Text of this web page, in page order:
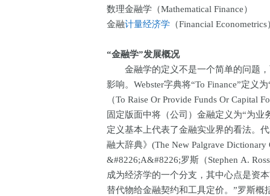
数理金融学（Mathematical Finance）
金融计量经济学 （Financial
“金融学”发展概况
金融学的定义不是一个简单的问题，
影响。Webster字典将“To Finance”定义
（To Raise Or Provide Funds Or Capital
固定版面中将（公司）金融定义为“为业
定义基本上代表了金融实业界的看法。
融大辞典》(The New Palgrave
&#8226;A&#8226;罗斯（Stephen A.
成为经济学的一个分支，其中心点是资
替代物给金融契约和工具定价。”罗斯概